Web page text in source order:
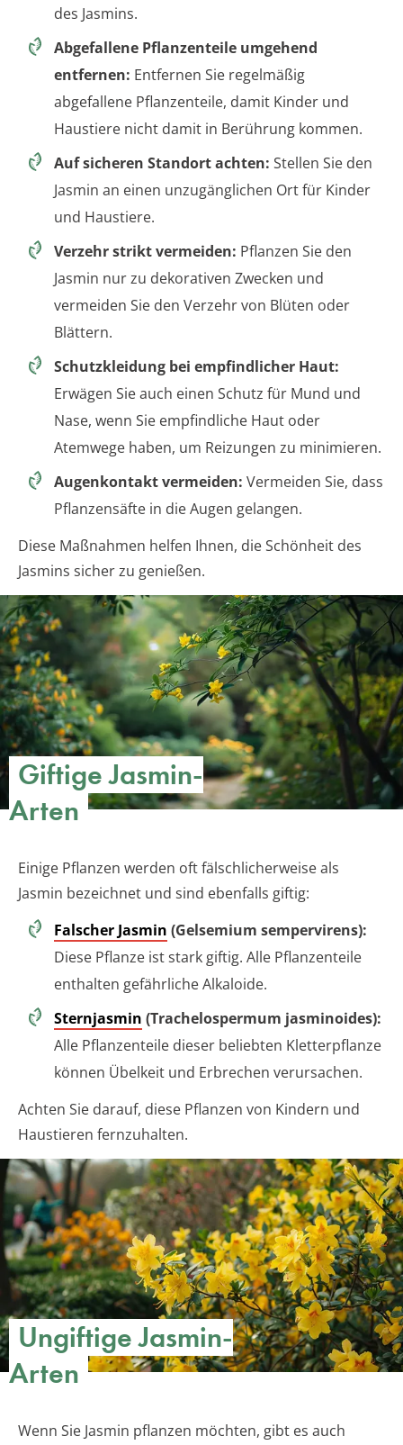
des Jasmins.
Abgefallene Pflanzenteile umgehend
entfernen: Entfernen Sie regelmäßig
abgefallene Pflanzenteile, damit Kinder und
Haustiere nicht damit in Berührung kommen.
Auf sicheren Standort achten: Stellen Sie den
Jasmin an einen unzugänglichen Ort für Kinder
und Haustiere.
Verzehr strikt vermeiden: Pflanzen Sie den
Jasmin nur zu dekorativen Zwecken und
vermeiden Sie den Verzehr von Blüten oder
Blättern.
Schutzkleidung bei empfindlicher Haut:
Erwägen Sie auch einen Schutz für Mund und
Nase, wenn Sie empfindliche Haut oder
Atemwege haben, um Reizungen zu minimieren.
Augenkontakt vermeiden: Vermeiden Sie, dass
Pflanzensäfte in die Augen gelangen.
Diese Maßnahmen helfen Ihnen, die Schönheit des
Jasmins sicher zu genießen.
Giftige Jasmin-
Arten
Einige Pflanzen werden oft fälschlicherweise als
Jasmin bezeichnet und sind ebenfalls giftig:
Falscher Jasmin (Gelsemium sempervirens):
Diese Pflanze ist stark giftig. Alle Pflanzenteile
enthalten gefährliche Alkaloide.
Sternjasmin (Trachelospermum jasminoides):
Alle Pflanzenteile dieser beliebten Kletterpflanze
können Übelkeit und Erbrechen verursachen.
Achten Sie darauf, diese Pflanzen von Kindern und
Haustieren fernzuhalten.
Ungiftige Jasmin-
Arten
Wenn Sie Jasmin pflanzen möchten, gibt es auch